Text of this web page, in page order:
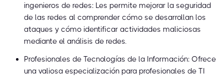
ingenieros de redes: Les permite mejorar la seguridad
de las redes al comprender cómo se desarrollan los
ataques y cómo identificar actividades maliciosas
mediante el análisis de redes.
Profesionales de Tecnologías de la Información: Ofrece
una valiosa especialización para profesionales de TI